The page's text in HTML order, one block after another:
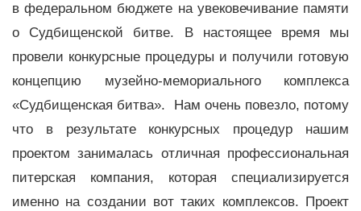
в федеральном бюджете на увековечивание памяти
о Судбищенской битве. В настоящее время мы
провели конкурсные процедуры и получили готовую
концепцию музейно-мемориального комплекса
«Судбищенская битва». Нам очень повезло, потому
что в результате конкурсных процедур нашим
проектом занималась отличная профессиональная
питерская компания, которая специализируется
именно на создании вот таких комплексов. Проект